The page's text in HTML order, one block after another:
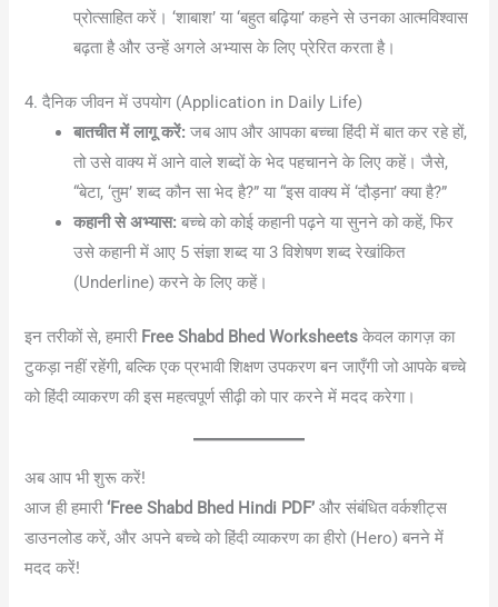
प्रोत्साहित करें। ‘शाबाश’ या ‘बहुत बढ़िया’ कहने से उनका आत्मविश्वास
बढ़ता है और उन्हें अगले अभ्यास के लिए प्रेरित करता है।
4. दैनिक जीवन में उपयोग (Application in Daily Life)
बातचीत में लागू करें: जब आप और आपका बच्चा हिंदी में बात कर रहे हों,
तो उसे वाक्य में आने वाले शब्दों के भेद पहचानने के लिए कहें। जैसे,
“बेटा, ‘तुम’ शब्द कौन सा भेद है?” या “इस वाक्य में ‘दौड़ना’ क्या है?”
कहानी से अभ्यास: बच्चे को कोई कहानी पढ़ने या सुनने को कहें, फिर
उसे कहानी में आए 5 संज्ञा शब्द या 3 विशेषण शब्द रेखांकित
(Underline) करने के लिए कहें।
इन तरीकों से, हमारी Free Shabd Bhed Worksheets केवल कागज़ का
टुकड़ा नहीं रहेंगी, बल्कि एक प्रभावी शिक्षण उपकरण बन जाएँगी जो आपके बच्चे
को हिंदी व्याकरण की इस महत्वपूर्ण सीढ़ी को पार करने में मदद करेगा।
अब आप भी शुरू करें!
आज ही हमारी‘Free Shabd Bhed Hindi PDF’ और संबंधित वर्कशीट्स
डाउनलोड करें, और अपने बच्चे को हिंदी व्याकरण का हीरो (Hero) बनने में
मदद करें!